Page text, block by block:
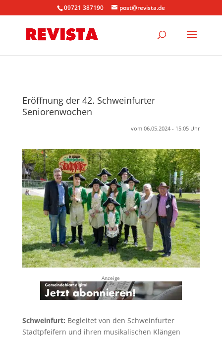
09721 387190 post@revista.de
Eröffnung der 42. Schweinfurter
Seniorenwochen
vom 06.05.2024 - 15:05 Uhr
Anzeige
Schweinfurt: Begleitet von den Schweinfurter
Stadtpfeifern und ihren musikalischen Klängen